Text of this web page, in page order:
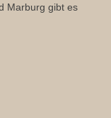
Marburg gibt es